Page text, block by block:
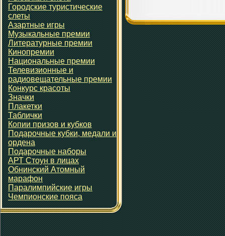
Городские туристические
слеты
Азартные игры
Музыкальные премии
Литературные премии
Кинопремии
Национальные премии
Телевизионные и
радиовещательные премии
Конкурс красоты
Значки
Плакетки
Таблички
Копии призов и кубков
Подарочные кубки, медали и
ордена
Подарочные наборы
АРТ Стоун в лицах
Обнинский Атомный
марафон
Паралимпийские игры
Чемпионские пояса